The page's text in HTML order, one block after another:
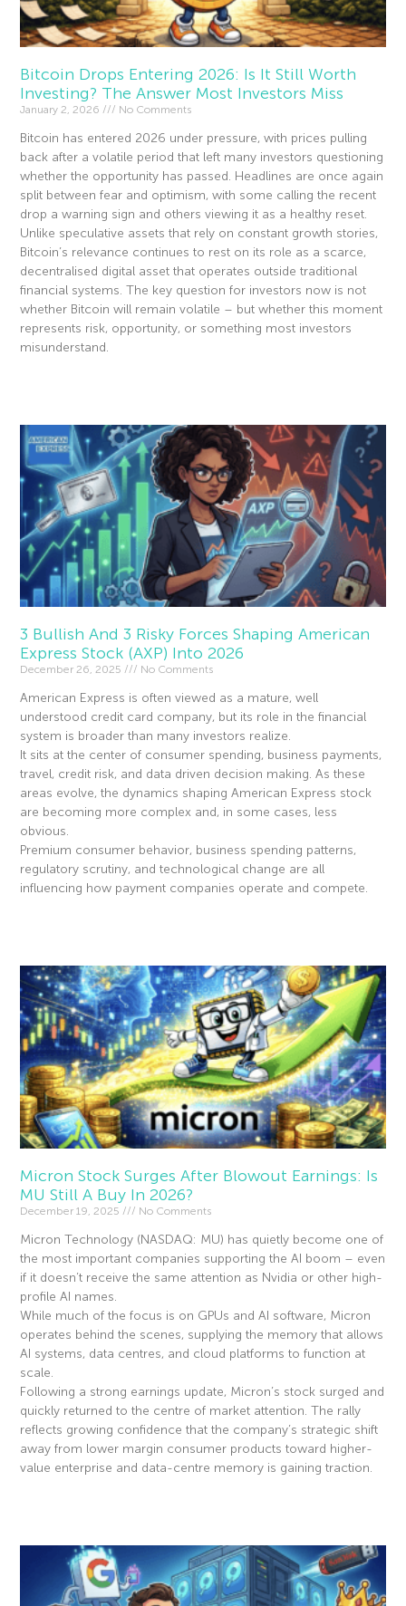
Bitcoin Drops Entering 2026: Is It Still Worth
Investing? The Answer Most Investors Miss
January 2, 2026 No Comments
Bitcoin has entered 2026 under pressure, with prices pulling
back after a volatile period that left many investors questioning
whether the opportunity has passed. Headlines are once again
split between fear and optimism, with some calling the recent
drop a warning sign and others viewing it as a healthy reset.
Unlike speculative assets that rely on constant growth stories,
Bitcoin’s relevance continues to rest on its role as a scarce,
decentralised digital asset that operates outside traditional
financial systems. The key question for investors now is not
whether Bitcoin will remain volatile – but whether this moment
represents risk, opportunity, or something most investors
misunderstand.
3 Bullish And 3 Risky Forces Shaping American
Express Stock (AXP) Into 2026
December 26, 2025 No Comments
American Express is often viewed as a mature, well
understood credit card company, but its role in the financial
system is broader than many investors realize.
It sits at the center of consumer spending, business payments,
travel, credit risk, and data driven decision making. As these
areas evolve, the dynamics shaping American Express stock
are becoming more complex and, in some cases, less
obvious.
Premium consumer behavior, business spending patterns,
regulatory scrutiny, and technological change are all
influencing how payment companies operate and compete.
Micron Stock Surges After Blowout Earnings: Is
MU Still A Buy In 2026?
December 19, 2025 No Comments
Micron Technology (NASDAQ: MU) has quietly become one of
the most important companies supporting the AI boom – even
if it doesn’t receive the same attention as Nvidia or other high-
profile AI names.
While much of the focus is on GPUs and AI software, Micron
operates behind the scenes, supplying the memory that allows
AI systems, data centres, and cloud platforms to function at
scale.
Following a strong earnings update, Micron’s stock surged and
quickly returned to the centre of market attention. The rally
reflects growing confidence that the company’s strategic shift
away from lower margin consumer products toward higher-
value enterprise and data-centre memory is gaining traction.